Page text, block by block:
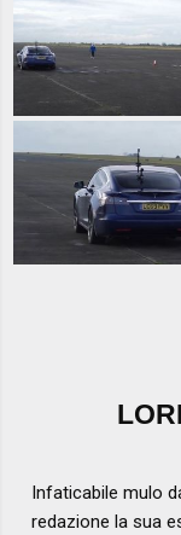
Infaticabile mulo
redazione la sua